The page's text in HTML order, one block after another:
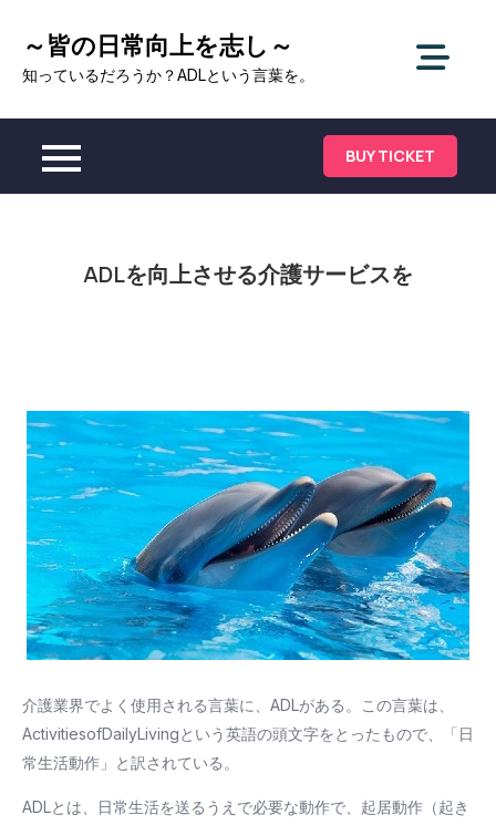
content
～皆の日常向上を志し～
知っているだろうか？ADLという言葉を。
BUY TICKET
ADLを向上させる介護サービスを
介護業界でよく使用される言葉に、ADLがある。この言葉は、
ActivitiesofDailyLivingという英語の頭文字をとったもので、「日
常生活動作」と訳されている。
ADLとは、日常生活を送るうえで必要な動作で、起居動作（起き